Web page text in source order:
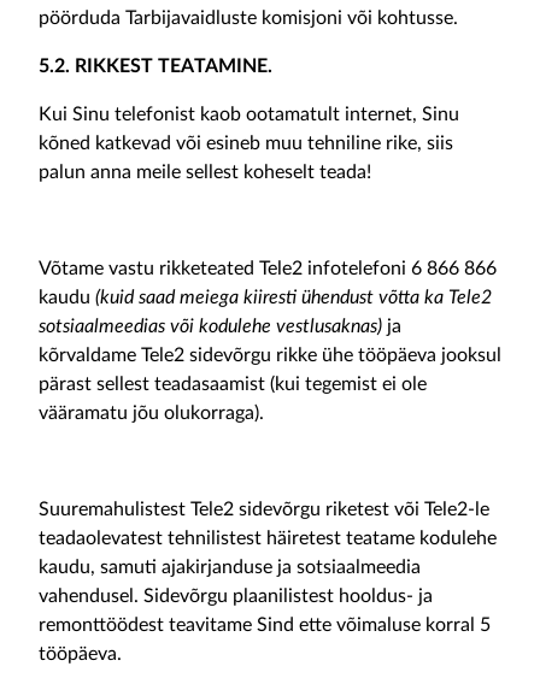
pöörduda Tarbijavaidluste komisjoni või kohtusse.
5.2. RIKKEST TEATAMINE.
Kui Sinu telefonist kaob ootamatult internet, Sinu
kõned katkevad või esineb muu tehniline rike, siis
palun anna meile sellest koheselt teada!
Võtame vastu rikketeated Tele2 infotelefoni 6 866 866
kaudu (kuid saad meiega kiiresti ühendust võtta ka Tele2
sotsiaalmeedias või kodulehe vestlusaknas) ja
kõrvaldame Tele2 sidevõrgu rikke ühe tööpäeva jooksul
pärast sellest teadasaamist (kui tegemist ei ole
vääramatu jõu olukorraga).
Suuremahulistest Tele2 sidevõrgu riketest või Tele2-le
teadaolevatest tehnilistest häiretest teatame kodulehe
kaudu, samuti ajakirjanduse ja sotsiaalmeedia
vahendusel. Sidevõrgu plaanilistest hooldus- ja
remonttöödest teavitame Sind ette võimaluse korral 5
tööpäeva.